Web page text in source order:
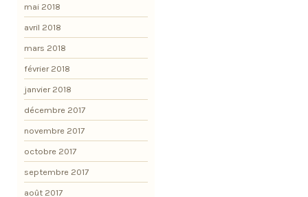
mai 2018
avril 2018
mars 2018
février 2018
janvier 2018
décembre 2017
novembre 2017
octobre 2017
septembre 2017
août 2017